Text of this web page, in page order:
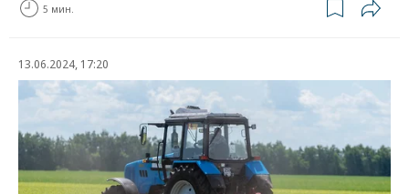
5 мин.
13.06.2024, 17:20